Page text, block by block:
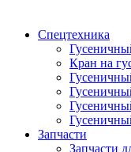
Спецтехника
Кран на
Запчасти
Запчасти